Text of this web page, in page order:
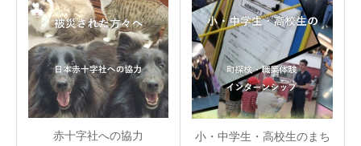
赤十字社への協力
小・中学生・高校生のまち